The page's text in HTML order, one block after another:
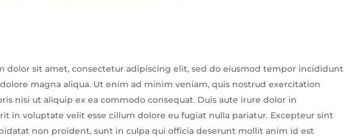
dolor sit amet, consectetur adipiscing elit, sed do eiusmod tempor incididunt
magna aliqua. Ut enim ad minim veniam, quis nostrud exercitation
nisi ut aliquip ex ea commodo consequat. Duis aute irure dolor in
in voluptate velit esse cillum dolore eu fugiat nulla pariatur. Excepteur sint
non proident, sunt in culpa qui officia deserunt mollit anim id est